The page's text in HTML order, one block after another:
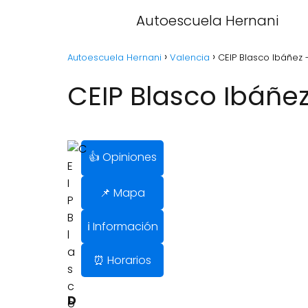
Autoescuela Hernani
Autoescuela Hernani Valencia CEIP Blasco
CEIP Blasco
👍 Opiniones
📌 Mapa
ℹ️ Información
⏰ Horarios
D